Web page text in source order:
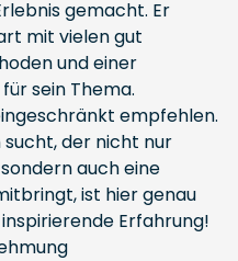
gemacht. Er
mit vielen gut
und einer
sein Thema.
empfehlen.
der nicht nur
auch eine
ist hier genau
Erfahrung!